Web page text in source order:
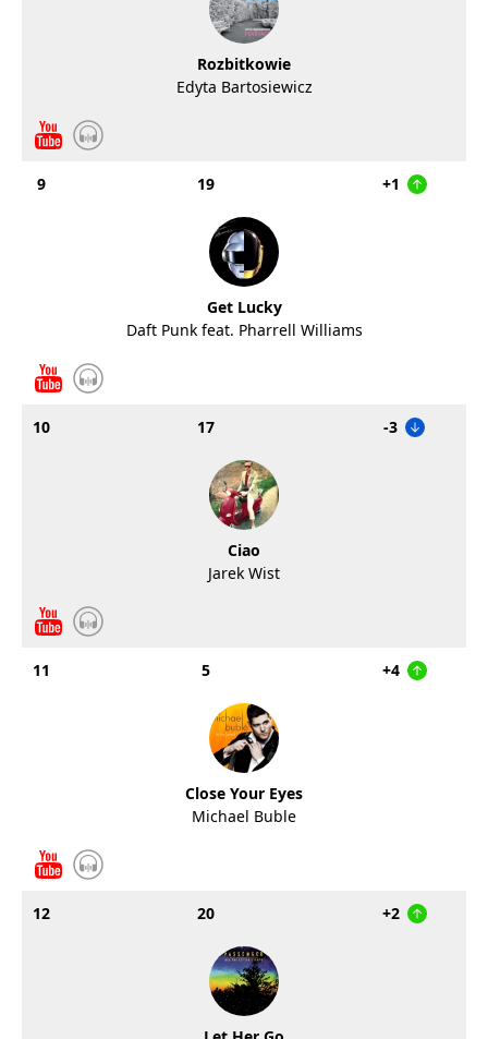
Rozbitkowie
Edyta Bartosiewicz
9 19 +1
Get Lucky
Daft Punk feat. Pharrell Williams
10 17 -3
Ciao
Jarek Wist
11 5 +4
Close Your Eyes
Michael Buble
12 20 +2